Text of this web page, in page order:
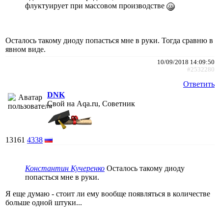
флуктуирует при массовом производстве
Осталось такому диоду попасться мне в руки. Тогда сравню в
явном виде.
10/09/2018 14:09:50
#2532280
Ответить
DNK
Свой на Aqa.ru, Советник
13161 4338
Константин Кучеренко Осталось такому диоду
попасться мне в руки.
Я еще думаю - стоит ли ему вообще появляться в количестве
больше одной штуки...